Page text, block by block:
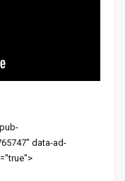
data-ad-